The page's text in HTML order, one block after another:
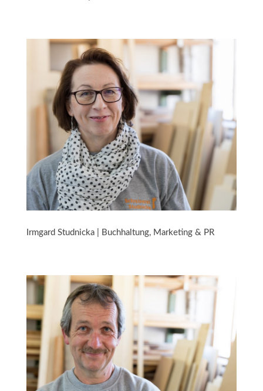
Irmgard Studnicka | Buchhaltung, Marketing & PR